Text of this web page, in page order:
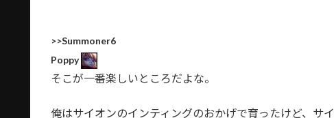
>>Summoner6
Poppy
そこが一番楽しいところだよな。
俺はサイオンのインティングのおかげで育ったけど、サ